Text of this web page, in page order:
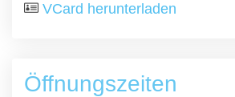
VCard herunterladen
Öffnungszeiten